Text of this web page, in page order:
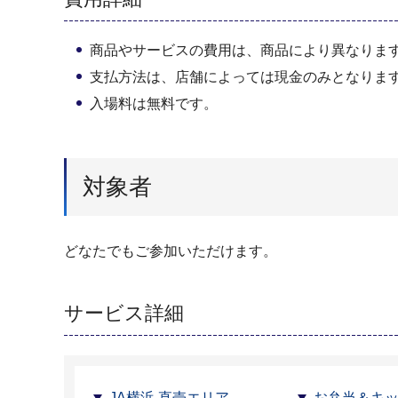
商品やサービスの費用は、商品により異なります
支払方法は、店舗によっては現金のみとなります
入場料は無料です。
対象者
どなたでもご参加いただけます。
サービス詳細